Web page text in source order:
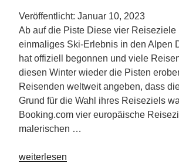
Veröffentlicht: Januar 10, 2023
Ab auf die Piste Diese vier Reiseziele
einmaliges Ski-Erlebnis in den Alpen
hat offiziell begonnen und viele
diesen Winter wieder die Pisten
Reisenden weltweit angeben, dass
Grund für die Wahl ihres Reiseziels
Booking.com vier europäische
malerischen …
„Es
weiterlesen